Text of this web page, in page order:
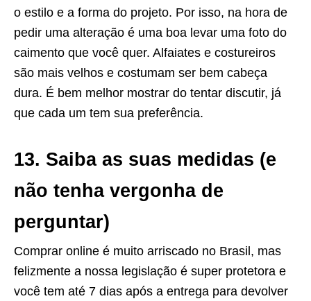
o estilo e a forma do projeto. Por isso, na hora de
pedir uma alteração é uma boa levar uma foto do
caimento que você quer. Alfaiates e costureiros
são mais velhos e costumam ser bem cabeça
dura. É bem melhor mostrar do tentar discutir, já
que cada um tem sua preferência.
13. Saiba as suas medidas (e
não tenha vergonha de
perguntar)
Comprar online é muito arriscado no Brasil, mas
felizmente a nossa legislação é super protetora e
você tem até 7 dias após a entrega para devolver